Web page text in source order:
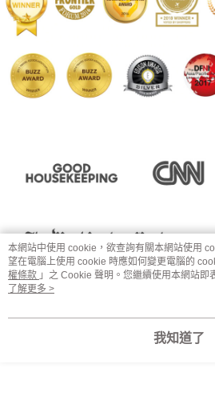
本網站中使用 cookie，欲查詢有關本網站使用
望在電腦上使用 cookie 時應如何變更電腦的
權條款 」之 Cookie 聲明。您繼續使用本網站即
用條款之 Cookie 聲明使用 cookie。
了解更多 >
我知道了